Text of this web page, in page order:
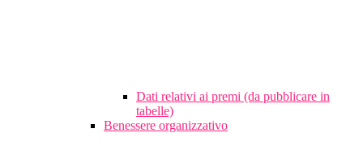
Dati relativi ai premi (da pubblicare in
tabelle)
Benessere organizzativo